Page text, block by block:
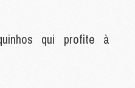
qui profite à